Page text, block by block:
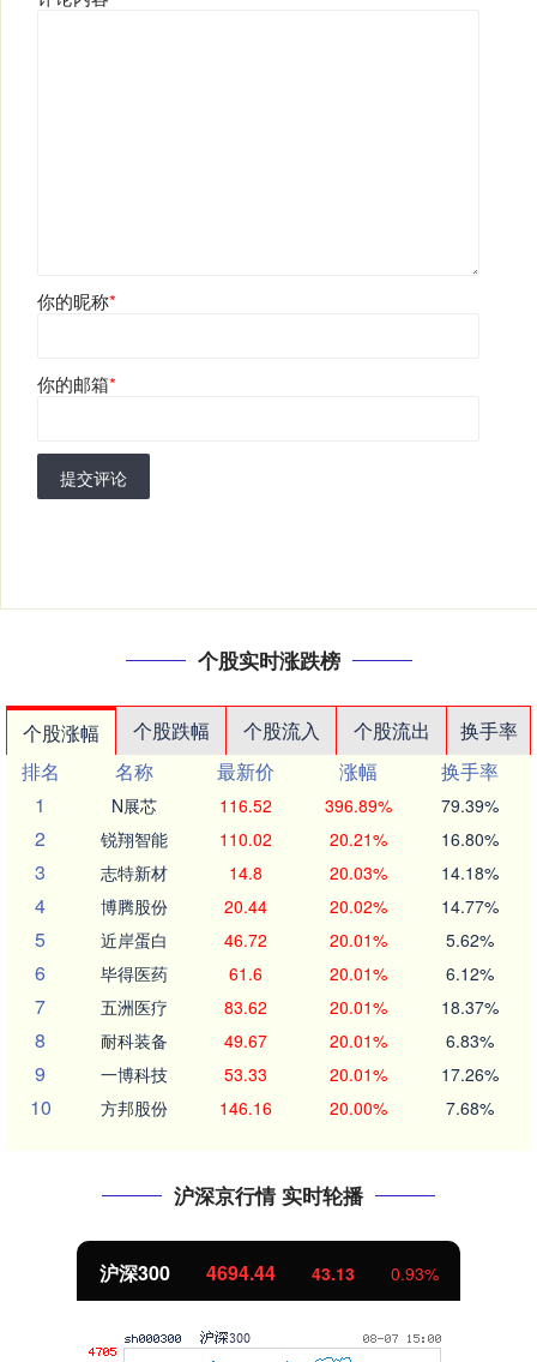
你的昵称*
你的邮箱*
提交评论
个股实时涨跌榜
个股涨幅 个股跌幅 个股流入 个股流出
换手率
排名
名称 最新价 涨幅
换手率
1
N展芯 116.52 396.89% 79.39%
2 锐翔智能 110.02 20.21% 16.80%
3 志特新材 14.8 20.03% 14.18%
4 博腾股份 20.44 20.02% 14.77%
5 近岸蛋白 46.72 20.01% 5.62%
6 毕得医药 61.6 20.01% 6.12%
7 五洲医疗 83.62 20.01% 18.37%
8 耐科装备 49.67 20.01% 6.83%
9 一博科技 53.33 20.01% 17.26%
10 方邦股份 146.16 20.00% 7.68%
沪深京行情 实时轮播
沪深300 4694.44 43.13 0.93%